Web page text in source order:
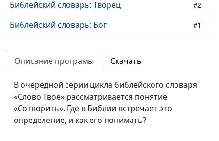
Библейский словарь: Творец #2
Библейский словарь: Бог #1
Описание програмы Скачать
В очередной серии цикла библейского словаря
«Слово Твоё» рассматривается понятие
«Сотворить». Где в Библии встречает это
определение, и как его понимать?